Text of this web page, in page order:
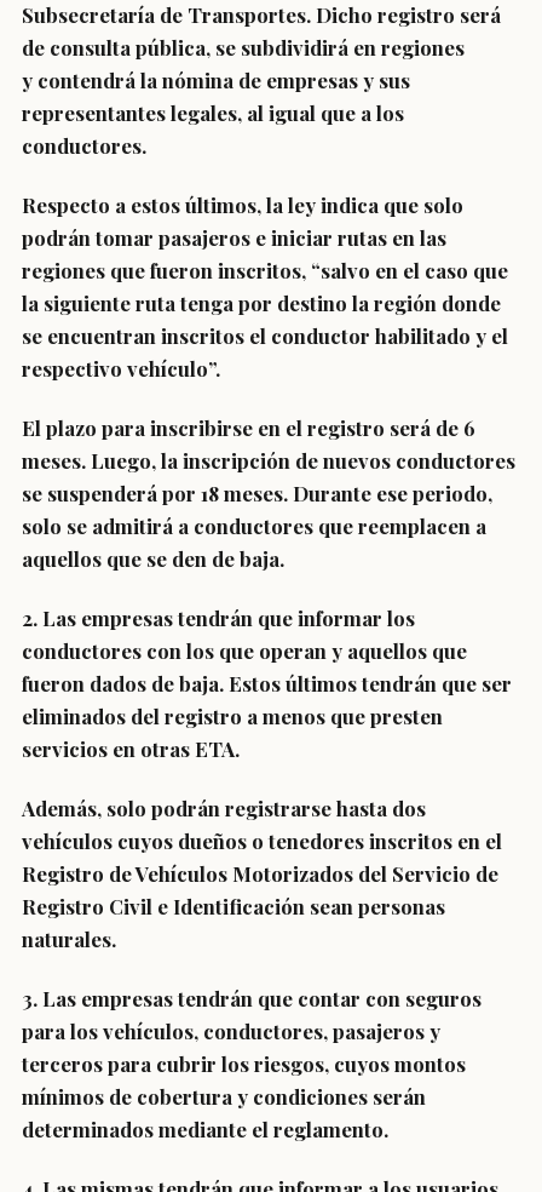
Subsecretaría de Transportes. Dicho registro será
de consulta pública, se subdividirá en regiones
y contendrá la nómina de empresas y sus
representantes legales, al igual que a los
conductores.
Respecto a estos últimos, la ley indica que solo
podrán tomar pasajeros e iniciar rutas en las
regiones que fueron inscritos, “salvo en el caso que
la siguiente ruta tenga por destino la región donde
se encuentran inscritos el conductor habilitado y el
respectivo vehículo”.
El plazo para inscribirse en el registro será de 6
meses. Luego,la inscripción de nuevos conductores
se suspenderá por 18 meses. Durante ese periodo,
solo se admitirá a conductores que reemplacen a
aquellos que se den de baja.
2. Las empresas tendrán queinformar los
conductores con los que operan y aquellos que
fueron dados de baja. Estos últimos tendrán que ser
eliminados del registro a menos que presten
servicios en otras ETA.
Además, solo podrán registrarse hasta dos
vehículos cuyos dueños o tenedores inscritos en el
Registro de Vehículos Motorizados del Servicio de
Registro Civil e Identificación sean personas
naturales.
3. Las empresas tendrán que contar con seguros
para los vehículos, conductores, pasajeros y
terceros para cubrir los riesgos, cuyos montos
mínimos de cobertura y condiciones serán
determinados mediante el reglamento.